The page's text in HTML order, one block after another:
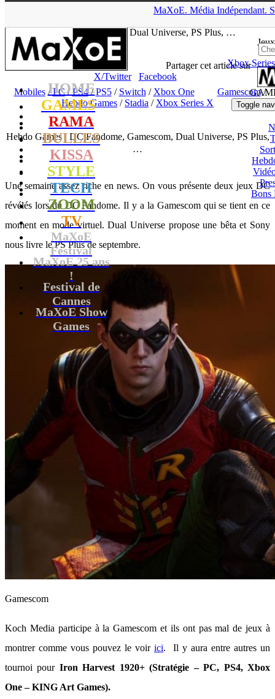
MaXoE. Média Indépendant.
HOME
GAMES
RAMA
BULLES
KISSA
STYLE
TECH
ZOOM
TV
MaXoE
Festival
MaXoE 25 ans
!
Festival de
Cannes
MaXoE Show
Games
Jeux
Xbox
Toggle
Bons
Fandome, Gamescom, Dual Universe, PS Plus, …
Partager cet article sur
X/Twitter
Facebook
Mobiles/PC/PS4/PS5/ Switch / Xbox One Gamescom/
Hebdo Games / Stadia / Xbox Series X
Hebdo Games : DC Fandome, Gamescom, Dual Universe, PS Plus,
…
Une semaine assez riche en news. On vous présente deux jeux DC
révélés lors du DC Fandome. Il y a la Gamescom qui se tient en ce
moment en mode virtuel. Dual Universe propose une bêta et Sony
nous livre le PS Plus de septembre.
Gamescom
Koch Media participe à la Gamescom et ils ont pas mal de jeux à
montrer comme vous pouvez le voir ici. Il y aura entre autres un
tournoi pour Iron Harvest 1920+ (Stratégie – PC, PS4, Xbox
One – KING Art Games).